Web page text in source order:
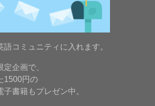
コミュニティに入れます。
企画で、
1500円の
書籍もプレゼン中。